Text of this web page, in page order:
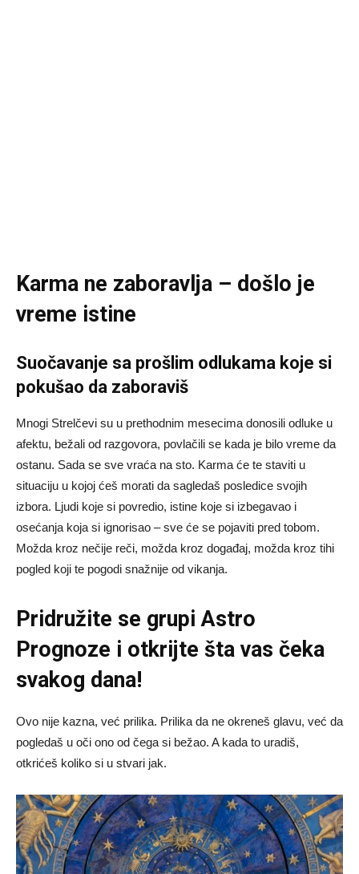
Karma ne zaboravlja – došlo je
vreme istine
Suočavanje sa prošlim odlukama koje si
pokušao da zaboraviš
Mnogi Strelčevi su u prethodnim mesecima donosili odluke u
afektu, bežali od razgovora, povlačili se kada je bilo vreme da
ostanu. Sada se sve vraća na sto. Karma će te staviti u
situaciju u kojoj ćeš morati da sagledaš posledice svojih
izbora. Ljudi koje si povredio, istine koje si izbegavao i
osećanja koja si ignorisao – sve će se pojaviti pred tobom.
Možda kroz nečije reči, možda kroz događaj, možda kroz tihi
pogled koji te pogodi snažnije od vikanja.
Pridružite se grupiAstro
Prognoze i otkrijte šta vas čeka
svakog dana!
Ovo nije kazna, već prilika. Prilika da ne okreneš glavu, već da
pogledaš u oči ono od čega si bežao. A kada to uradiš,
otkrićeš koliko si u stvari jak.